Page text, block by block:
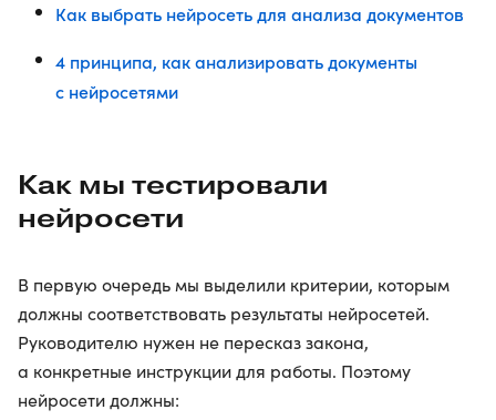
Как выбрать нейросеть для анализа документов
4 принципа, как анализировать документы
с нейросетями
Как мы тестировали
нейросети
В первую очередь мы выделили критерии, которым
должны соответствовать результаты нейросетей.
Руководителю нужен не пересказ закона,
а конкретные инструкции для работы. Поэтому
нейросети должны: